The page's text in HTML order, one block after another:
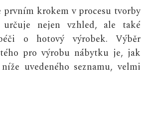
krokem v procesu tvorby
nejen vzhled, ale také
o hotový výrobek. Výběr
pro výrobu nábytku je, jak
uvedeného seznamu, velmi